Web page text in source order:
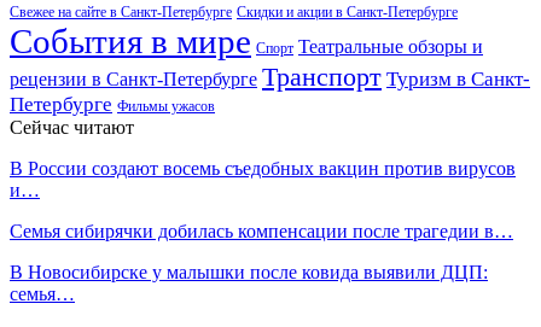
Свежее на сайте в Санкт-Петербурге Скидки и акции в Санкт-Петербурге
События в мире Спорт Театральные обзоры и
рецензии в Санкт-Петербурге Транспорт Туризм в Санкт-
Петербурге Фильмы ужасов
Сейчас читают
В России создают восемь съедобных вакцин против вирусов
и…
Семья сибирячки добилась компенсации после трагедии в…
В Новосибирске у малышки после ковида выявили ДЦП:
семья…